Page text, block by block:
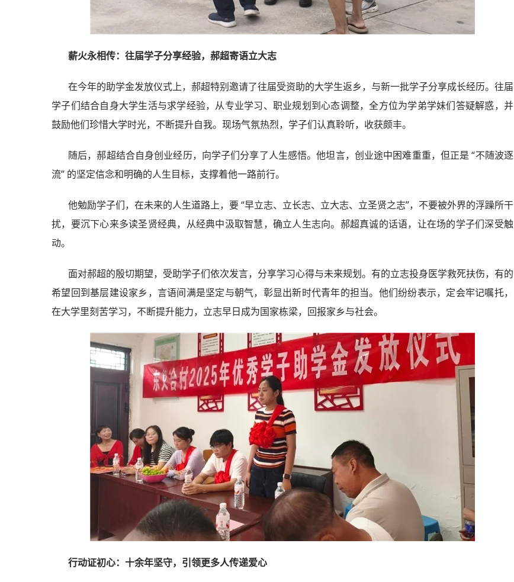
薪火永相传：往届学子分享经验，郝超寄语立大志
在今年的助学金发放仪式上，郝超特别邀请了往届受资助的大学生返乡，与新一批学子分享成长经历。往届
学子们结合自身大学生活与求学经验，从专业学习、职业规划到心态调整，全方位为学弟学妹们答疑解惑，并
鼓励他们珍惜大学时光，不断提升自我。现场气氛热烈，学子们认真聆听，收获颇丰。
随后，郝超结合自身创业经历，向学子们分享了人生感悟。他坦言，创业途中困难重重，但正是 “不随波逐
流” 的坚定信念和明确的人生目标，支撑着他一路前行。
他勉励学子们，在未来的人生道路上，要 “早立志、立长志、立大志、立圣贤之志”，不要被外界的浮躁所干
扰，要沉下心来多读圣贤经典，从经典中汲取智慧，确立人生志向。郝超真诚的话语，让在场的学子们深受触
动。
面对郝超的殷切期望，受助学子们依次发言，分享学习心得与未来规划。有的立志投身医学救死扶伤，有的
希望回到基层建设家乡，言语间满是坚定与朝气，彰显出新时代青年的担当。他们纷纷表示，定会牢记嘱托，
在大学里刻苦学习，不断提升能力，立志早日成为国家栋梁，回报家乡与社会。
行动证初心：十余年坚守，引领更多人传递爱心